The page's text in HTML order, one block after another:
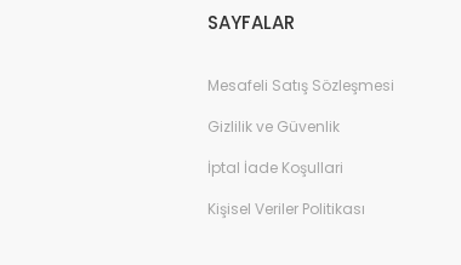
SAYFALAR
Mesafeli Satış Sözleşmesi
Gizlilik ve Güvenlik
İptal İade Koşullari
Kişisel Veriler Politikası